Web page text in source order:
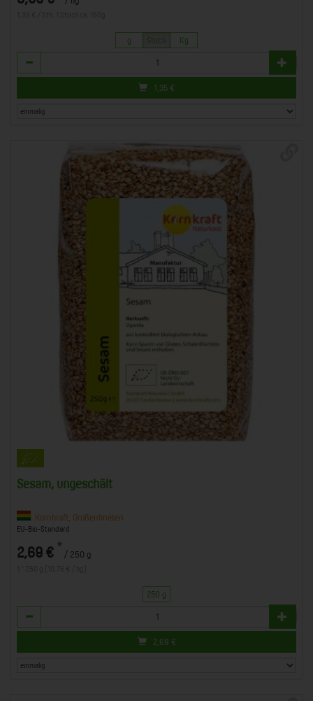
g Stück Kg
Anzahl
1,35 €
Sesam, ungeschält
Kornkraft, Großenkneten
EU-Bio-Standard
2,69 € * / 250 g
250 g
Anzahl
2,69 €